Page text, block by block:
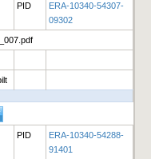
PID
ERA-10340-54307-
09302
PID
ERA-10340-54288-
91401